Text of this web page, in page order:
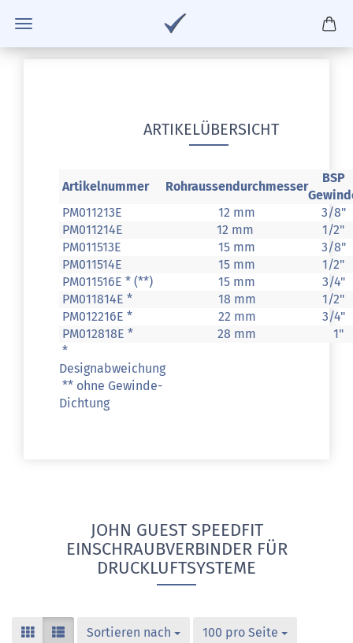
ARTIKELÜBERSICHT
Artikelnummer Rohraussendurchmesser
BSP
PM011213E
12 mm
3/8"
PM011214E
12 mm
1/2"
PM011513E
15 mm
3/8"
PM011514E
15 mm
1/2"
PM011516E * (**)
15 mm
3/4"
PM011814E *
18 mm
1/2"
PM012216E *
22 mm
3/4"
PM012818E *
28 mm
1"
*
Designabweichung
** ohne Gewinde-
Dichtung
JOHN GUEST SPEEDFIT
EINSCHRAUBVERBINDER FÜR
DRUCKLUFTSYSTEME
Sortieren nach 100 pro Seite